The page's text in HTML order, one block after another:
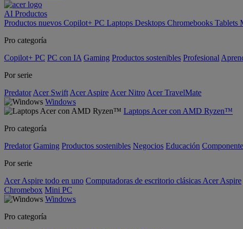
AI Productos
Productos nuevos Copilot+ PC Laptops Desktops Chromebooks Tablets
Pro categoría
Copilot+ PC PC con IA Gaming Productos sostenibles Profesional
Por serie
Predator Acer Swift Acer Aspire Acer Nitro Acer TravelMate
Windows
Laptops Acer con AMD Ryzen™
Pro categoría
Predator Gaming Productos sostenibles Negocios Educación
Por serie
Acer Aspire todo en uno Computadoras de escritorio clásicas Acer Aspire
Chromebox Mini PC
Windows
Pro categoría